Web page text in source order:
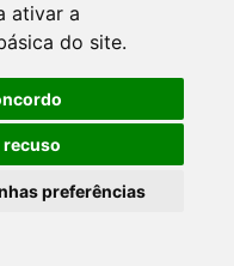
ativar a
do site.
recuso
preferências